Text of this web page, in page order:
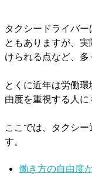
タクシードライバ
ともありますが、
けられる点など、多
とくに近年は労働
由度を重視する人に
ここでは、タクシ
す。
働き方の自由度